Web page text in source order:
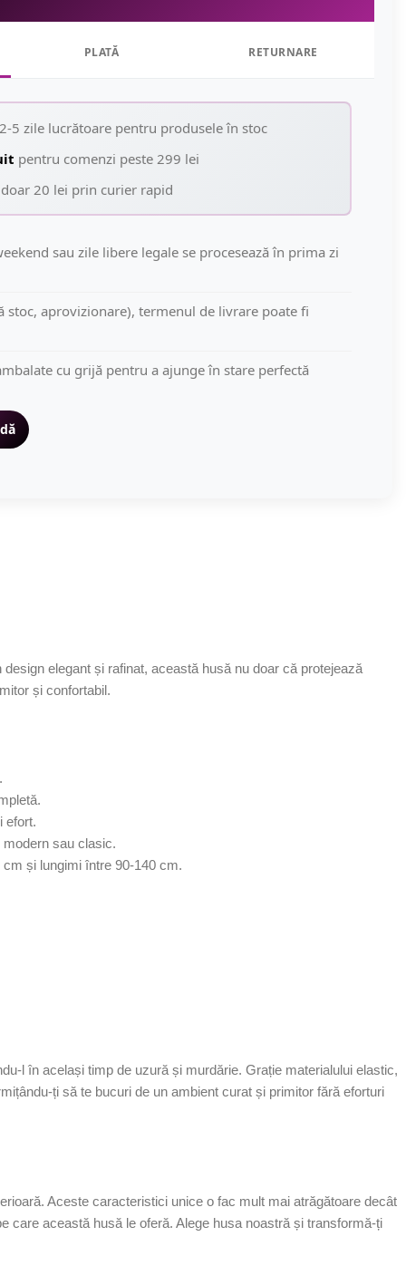
PLATĂ RETURNARE
5 zile lucrătoare pentru produsele în stoc
pentru comenzi peste 299 lei
20 lei prin curier rapid
sau zile libere legale se procesează în prima zi
stoc, aprovizionare), termenul de livrare poate fi
cu grijă pentru a ajunge în stare perfectă
elegant și rafinat, această husă nu doar că protejează
și confortabil.
efort.
sau clasic.
și lungimi între 90-140 cm.
l în același timp de uzură și murdărie. Grație materialului elastic,
ți să te bucuri de un ambient curat și primitor fără eforturi
Aceste caracteristici unice o fac mult mai atrăgătoare decât
care această husă le oferă. Alege husa noastră și transformă-ți